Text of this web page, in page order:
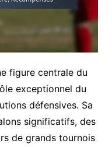
figure centrale du
exceptionnel du
défensives. Sa
significatifs, des
de grands tournois